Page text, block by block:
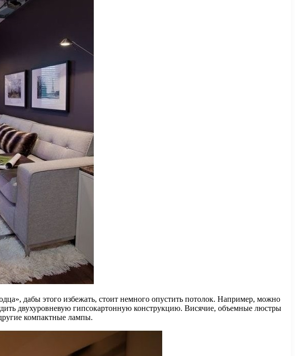
дабы этого избежать, стоит немного опустить потолок. Например, можно
двухуровневую гипсокартонную конструкцию. Висячие, объемные люстры
компактные лампы.